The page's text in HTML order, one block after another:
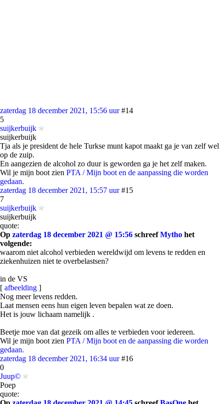
zaterdag 18 december 2021, 15:56 uur #14
5
suijkerbuijk
suijkerbuijk
Tja als je president de hele Turkse munt kapot maakt ga je van zelf wel
op de zuip.
En aangezien de alcohol zo duur is geworden ga je het zelf maken.
Wil je mijn boot zien PTA / Mijn boot en de aanpassing die worden
gedaan.
zaterdag 18 december 2021, 15:57 uur #15
7
suijkerbuijk
suijkerbuijk
quote:
Op zaterdag 18 december 2021 @ 15:56 schreefMytho het
volgende:
waarom niet alcohol verbieden wereldwijd om levens te redden en
ziekenhuizen niet te overbelastsen?
in de VS
[ afbeelding ]
Nog meer levens redden.
Laat mensen eens hun eigen leven bepalen wat ze doen.
Het is jouw lichaam namelijk .
Beetje moe van dat gezeik om alles te verbieden voor iedereen.
Wil je mijn boot zien PTA / Mijn boot en de aanpassing die worden
gedaan.
zaterdag 18 december 2021, 16:34 uur #16
0
Juup©
Poep
quote: